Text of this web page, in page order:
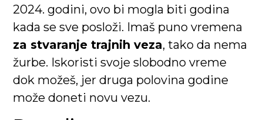
2024. godini, ovo bi mogla biti godina
kada se sve posloži. Imaš puno vremena
za stvaranje trajnih veza, tako da nema
žurbe. Iskoristi svoje slobodno vreme
dok možeš, jer druga polovina godine
može doneti novu vezu.